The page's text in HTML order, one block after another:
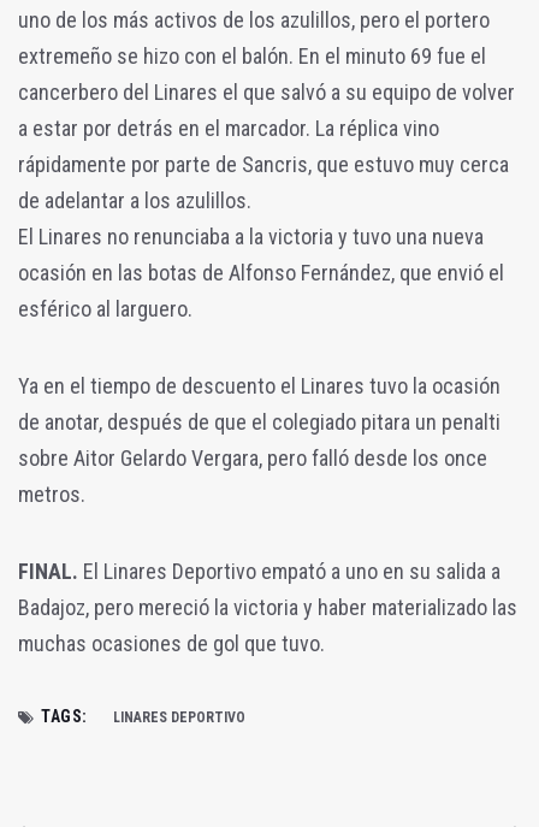
uno de los más activos de los azulillos, pero el portero
extremeño se hizo con el balón. En el minuto 69 fue el
cancerbero del Linares el que salvó a su equipo de volver
a estar por detrás en el marcador. La réplica vino
rápidamente por parte de Sancris, que estuvo muy cerca
de adelantar a los azulillos.
El Linares no renunciaba a la victoria y tuvo una nueva
ocasión en las botas de Alfonso Fernández, que envió el
esférico al larguero.
Ya en el tiempo de descuento el Linares tuvo la ocasión
de anotar, después de que el colegiado pitara un penalti
sobre Aitor Gelardo Vergara, pero falló desde los once
metros.
FINAL. El Linares Deportivo empató a uno en su salida a
Badajoz, pero mereció la victoria y haber materializado las
muchas ocasiones de gol que tuvo.
TAGS: LINARES DEPORTIVO